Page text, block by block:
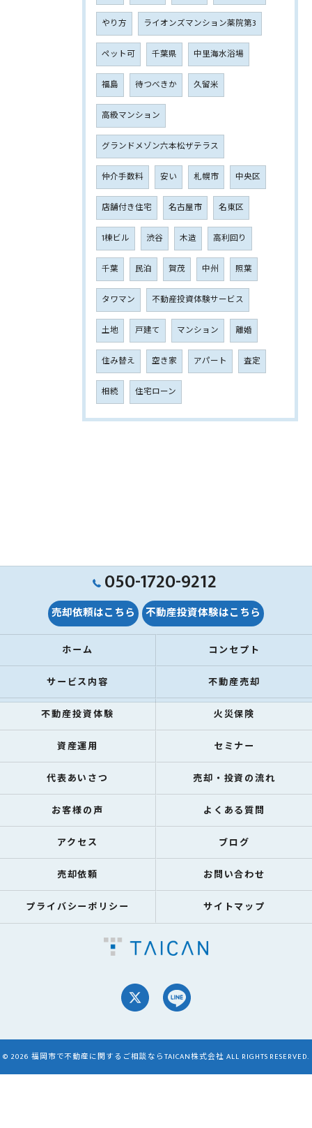
やり方 ライオンズマンション薬院第3
ペット可 千葉県 中里海水浴場
福島 待つべきか 久留米
高級マンション
グランドメゾン六本松ザテラス
仲介手数料 安い 札幌市 中央区
店舗付き住宅 名古屋市 名東区
1棟ビル 渋谷 木造 高利回り
千葉 民泊 賀茂 中州 照葉
タワマン 不動産投資体験サービス
土地 戸建て マンション 離婚
住み替え 空き家 アパート 査定
相続 住宅ローン
050-1720-9212
売却依頼はこちら 不動産投資体験はこちら
ホーム コンセプト
サービス内容 不動産売却
不動産投資体験 火災保険
資産運用 セミナー
代表あいさつ 売却・投資の流れ
お客様の声 よくある質問
アクセス ブログ
売却依頼 お問い合わせ
プライバシーポリシー サイトマップ
© 2026 福岡市で不動産に関するご相談ならTAICAN株式会社 ALL RIGHTS RESERVED.